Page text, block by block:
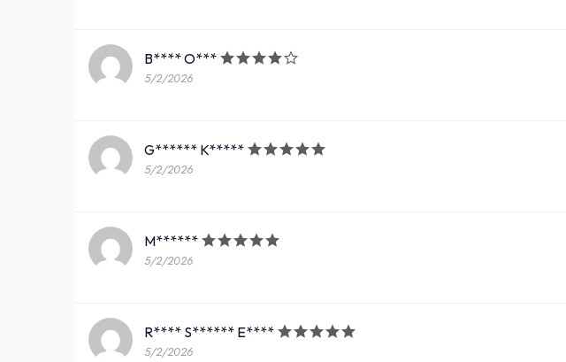
B**** O***
5/2/2026
G****** K*****
5/2/2026
M******
5/2/2026
R**** S****** E****
5/2/2026